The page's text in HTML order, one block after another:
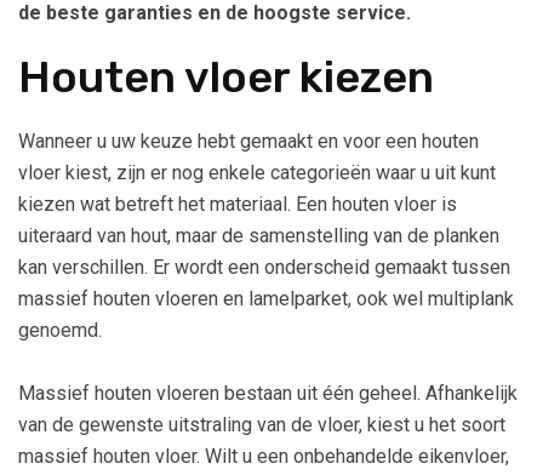
de beste garanties en de hoogste service.
Houten vloer kiezen
Wanneer u uw keuze hebt gemaakt en voor een houten
vloer kiest, zijn er nog enkele categorieën waar u uit kunt
kiezen wat betreft het materiaal. Een houten vloer is
uiteraard van hout, maar de samenstelling van de planken
kan verschillen. Er wordt een onderscheid gemaakt tussen
massief houten vloeren en lamelparket, ook wel multiplank
genoemd.
Massief houten vloeren bestaan uit één geheel. Afhankelijk
van de gewenste uitstraling van de vloer, kiest u het soort
massief houten vloer. Wilt u een onbehandelde eikenvloer,